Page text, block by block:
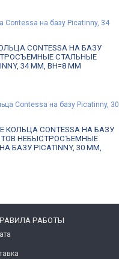
CONTESSA НА БАЗУ
СТАЛЬНЫЕ
34 ММ, BH=8 ММ
CONTESSA НА БАЗУ
НЕБЫСТРОСЪЕМНЫЕ
БАЗУ PICATINNY, 30 ММ,
РАБОТЫ